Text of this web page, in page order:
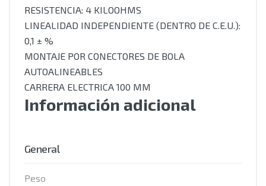
RESISTENCIA: 4 KILOOHMS
LINEALIDAD INDEPENDIENTE (DENTRO DE C.E.U.):
0,1 ± %
MONTAJE POR CONECTORES DE BOLA
AUTOALINEABLES
CARRERA ELECTRICA 100 MM
Información adicional
General
Peso